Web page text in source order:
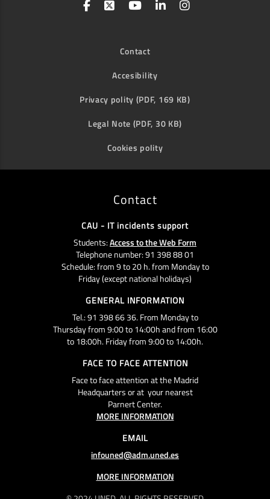
Contact
Accesibility
Privacy polity (PDF, 169 KB)
Legal Note (PDF, 30 KB)
Cookies polity
Contact
CAU - IT incidents support
Students:Access to the Web Form
Telephone number: 91 398 88 01
Schedule: from 9 to 20 h. from Monday to
Friday (except national holidays)
GENERAL INFORMATION
Tel.: 91 398 66 36. From Monday to
Thursday from 9:00 to 14:00h and from 16:00
to 18:00h. Friday from 9:00 to 14:00h.
FACE TO FACE ATTENTION
Face to face attention at the Madrid
Headquarters or at your nearest
Parnert Center.
MORE INFORMATION
EMAIL
infouned@adm.uned.es
MORE INFORMATION